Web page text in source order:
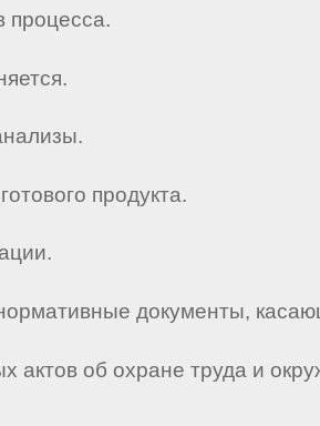
процесса.
продукта.
документы,
актов об охране труда и